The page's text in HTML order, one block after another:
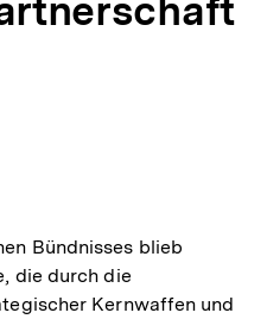
Bündnisses blieb
die durch die
Kernwaffen und